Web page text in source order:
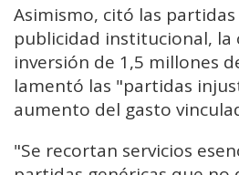
Asimismo, citó las
publicidad institucional, la
inversión de 1,5 millones
lamentó las "partidas
aumento del gasto
"Se recortan servicios